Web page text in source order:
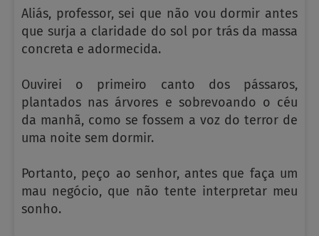
Aliás, professor, sei que não vou dormir antes
que surja a claridade do sol por trás da massa
concreta e adormecida.
Ouvirei o primeiro canto dos pássaros,
plantados nas árvores e sobrevoando o céu
da manhã, como se fossem a voz do terror de
uma noite sem dormir.
Portanto, peço ao senhor, antes que faça um
mau negócio, que não tente interpretar meu
sonho.